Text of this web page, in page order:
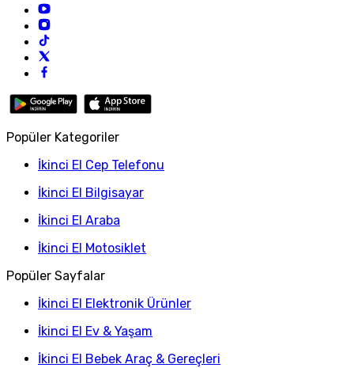
Popüler Kategoriler
İkinci El Cep Telefonu
İkinci El Bilgisayar
İkinci El Araba
İkinci El Motosiklet
Popüler Sayfalar
İkinci El Elektronik Ürünler
İkinci El Ev & Yaşam
İkinci El Bebek Araç & Gereçleri